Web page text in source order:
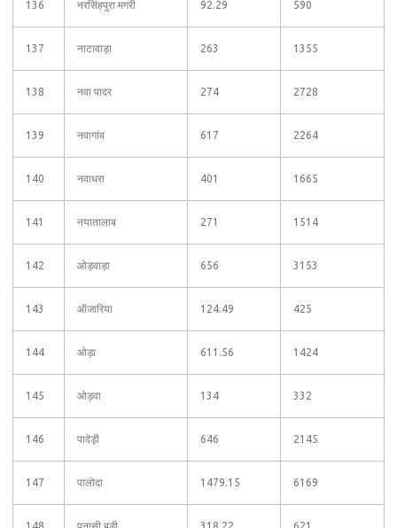
136 नरसिंहपुरा मगरी 92.29 590
137 नाटावाड़ा 263 1355
138 नवा पादर 274 2728
139 नवागांव 617 2264
140 नवाधरा 401 1665
141 नयातालाब 271 1514
142 ओड़वाड़ा 656 3153
143 ऑजारिया 124.49 425
144 ओड़ा 611.56 1424
145 ओड़वा 134 332
146 पादेड़ी 646 2145
147 पालोदा 1479.15 6169